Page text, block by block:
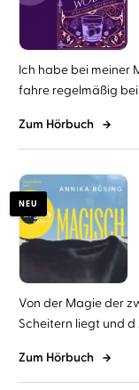
Ich habe bei meiner
fahre regelmäßig bei
Zum Hörbuch
NEU
Von der Magie der
Scheitern liegt und d
Zum Hörbuch